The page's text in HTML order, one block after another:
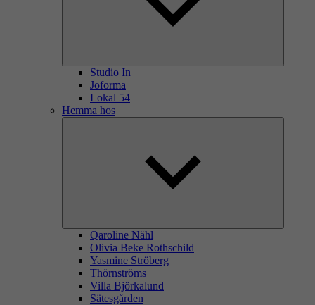
Studio In
Joforma
Lokal 54
Hemma hos
Qaroline Nähl
Olivia Beke Rothschild
Yasmine Ströberg
Thörnströms
Villa Björkalund
Sätesgården